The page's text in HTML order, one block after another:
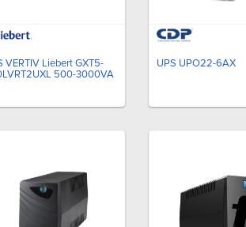
VERTIV Liebert GXT5-
500-3000VA
UPS UPO22-6AX